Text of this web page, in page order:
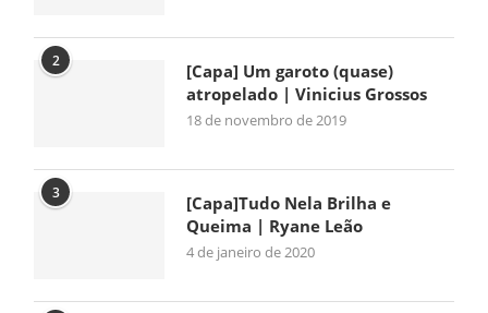
2
[Capa] Um garoto (quase)
atropelado | Vinicius Grossos
18 de novembro de 2019
3
[Capa]Tudo Nela Brilha e
Queima | Ryane Leão
4 de janeiro de 2020